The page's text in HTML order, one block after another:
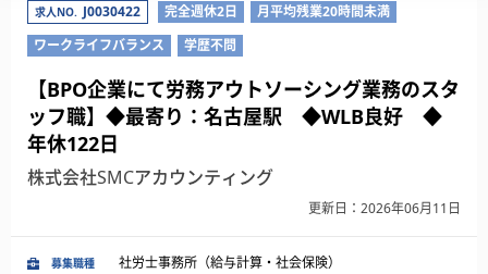
求人NO. J0030422 完全週休2日
月平均残業20時間未満
ワークライフバランス
学歴不問
【BPO企業にて労務アウトソーシング業務のスタ
ッフ職】◆最寄り：名古屋駅 ◆WLB良好 ◆
年休122日
株式会社SMCアカウンティング
更新日：2026年06月11日
募集職種 社労士事務所（給与計算・社会保険）